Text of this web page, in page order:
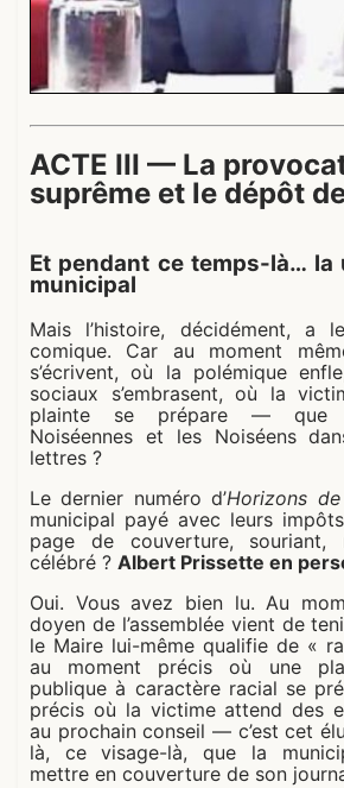
ACTE III — La
suprême et le dépôt
Et pendant ce temps-là… la
municipal
Mais l’histoire, décidément, a
comique. Car au moment
s’écrivent, où la polémique
sociaux s’embrasent, où la
plainte se prépare — que
Noiséennes et les Noiséens
lettres ?
Le dernier numéro d’Horizons
municipal payé avec leurs
page de couverture, souriant,
célébré ? Albert Prissette en
Oui. Vous avez bien lu. Au
doyen de l’assemblée vient de
le Maire lui-même qualifie de «
au moment précis où une
publique à caractère racial se
précis où la victime attend des
au prochain conseil — c’est cet
là, ce visage-là, que la
mettre en couverture de son